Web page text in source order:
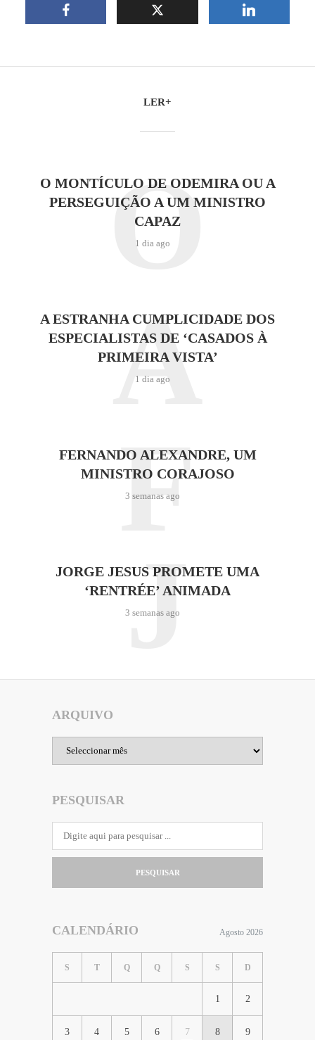
LER+
O MONTÍCULO DE ODEMIRA OU A
PERSEGUIÇÃO A UM MINISTRO
CAPAZ
1 dia ago
O
A ESTRANHA CUMPLICIDADE DOS
ESPECIALISTAS DE ‘CASADOS À
PRIMEIRA VISTA’
1 dia ago
A
FERNANDO ALEXANDRE, UM
MINISTRO CORAJOSO
3 semanas ago
F
JORGE JESUS PROMETE UMA
‘RENTRÉE’ ANIMADA
3 semanas ago
J
ARQUIVO
PESQUISAR
PESQUISAR
CALENDÁRIO Agosto 2026
S T Q Q S S D
1 2
3 4 5 6 7 8 9